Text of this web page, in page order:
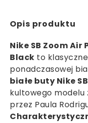
Opis produktu
Nike SB Zoom Air
Black to klasyczne
ponadczasowej
białe buty Nike SB
kultowego modelu
przez Paula